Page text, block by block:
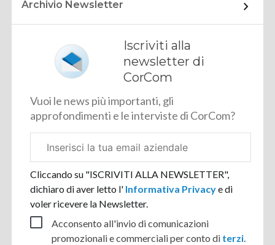
Archivio Newsletter
Iscriviti alla
newsletter di
CorCom
Vuoi le news più importanti, gli
approfondimenti e le interviste di CorCom?
aziendale
Cliccando su "ISCRIVITI ALLA NEWSLETTER",
dichiaro di aver letto l' Informativa Privacye di
voler ricevere la Newsletter.
Acconsento all'invio di comunicazioni
promozionali e commerciali per conto di terzi.